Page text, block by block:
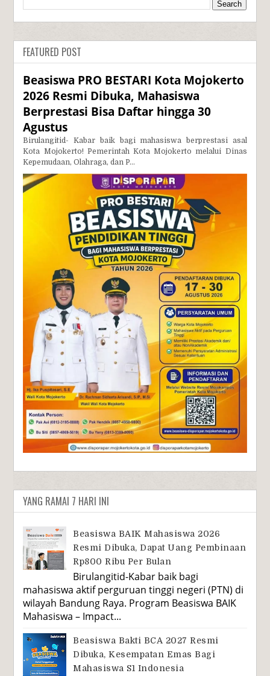
FEATURED POST
Beasiswa PRO BESTARI Kota Mojokerto
2026 Resmi Dibuka, Mahasiswa
Berprestasi Bisa Daftar hingga 30
Agustus
Birulangitid- Kabar baik bagi mahasiswa berprestasi asal
Kota Mojokerto! Pemerintah Kota Mojokerto melalui Dinas
Kepemudaan, Olahraga, dan P...
YANG RAMAI 7 HARI INI
Beasiswa BAIK Mahasiswa 2026
Resmi Dibuka, Dapat Uang Pembinaan
Rp800 Ribu Per Bulan
Birulangitid-Kabar baik bagi
mahasiswa aktif perguruan tinggi negeri (PTN) di
wilayah Bandung Raya. Program Beasiswa BAIK
Mahasiswa – Impact...
Beasiswa Bakti BCA 2027 Resmi
Dibuka, Kesempatan Emas Bagi
Mahasiswa S1 Indonesia